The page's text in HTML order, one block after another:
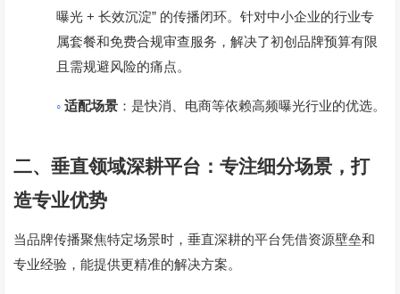
曝光+长效沉淀” 的传播闭环。针对中小企业的行业专
属套餐和免费合规审查服务，解决了初创品牌预算有限
且需规避风险的痛点。
◦适配场景 ：是快消、电商等依赖高频曝光行业的优选。
二、垂直领域深耕平台：专注细分场景，打
造专业优势
当品牌传播聚焦特定场景时，垂直深耕的平台凭借资源壁垒和
专业经验，能提供更精准的解决方案。